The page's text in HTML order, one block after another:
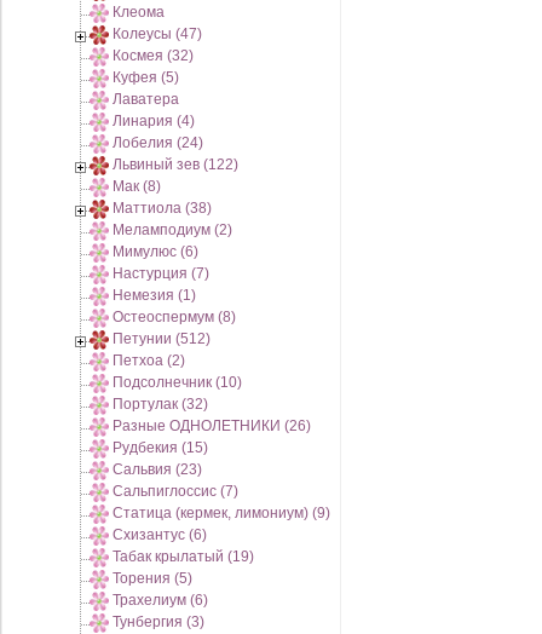
Клеома
Колеусы (47)
Космея (32)
Куфея (5)
Лаватера
Линария (4)
Лобелия (24)
Львиный зев (122)
Мак (8)
Маттиола (38)
Меламподиум (2)
Мимулюс (6)
Настурция (7)
Немезия (1)
Остеоспермум (8)
Петунии (512)
Петхоа (2)
Подсолнечник (10)
Портулак (32)
Разные ОДНОЛЕТНИКИ (26)
Рудбекия (15)
Сальвия (23)
Сальпиглоссис (7)
Статица (кермек, лимониум) (9)
Схизантус (6)
Табак крылатый (19)
Торения (5)
Трахелиум (6)
Тунбергия (3)